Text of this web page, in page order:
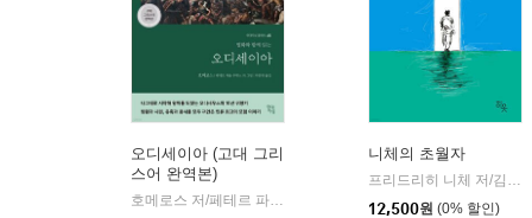
오디세이아 (고대 그리
스어 완역본)
| 현대지성
니체의 초월자
12,500원 (0% 할인)